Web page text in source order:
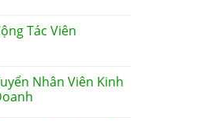
Tác Viên
Nhân Viên Kinh